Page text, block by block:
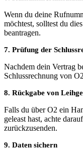
Wenn du deine
möchtest, solltest du
beantragen.
7. Prüfung der
Nachdem dein Vertrag
Schlussrechnung von
8. Rückgabe von
Falls du über O2 ein
geleast hast, achte
zurückzusenden.
9. Daten sichern